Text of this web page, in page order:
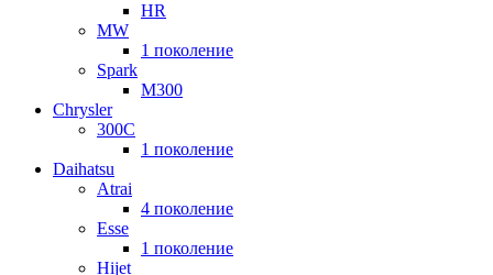
HR
MW
1 поколение
Spark
M300
Chrysler
300C
1 поколение
Daihatsu
Atrai
4 поколение
Esse
1 поколение
Hijet